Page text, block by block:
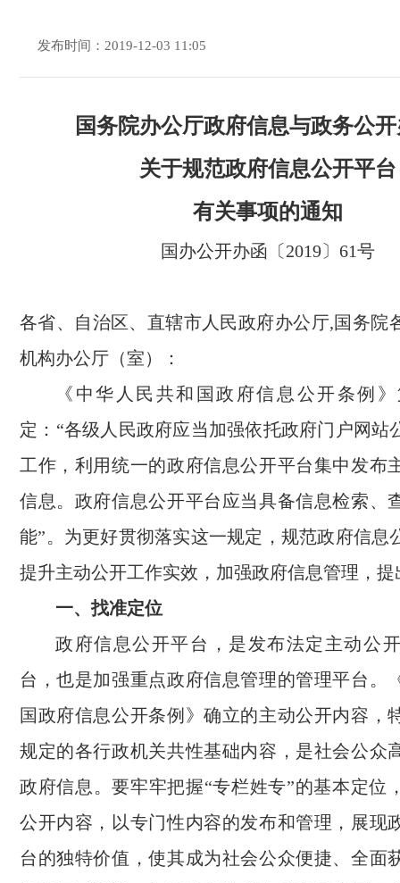
发布时间：2019-12-03 11:05
国务院办公厅政府信息与政务公
关于规范政府信息公开平台
有关事项的通知
国办公开办函〔2019〕61号
各省、自治区、直辖市人民政府办公厅,国务院
机构办公厅（室）：
《中华人民共和国政府信息公开条例
定：“各级人民政府应当加强依托政府门户网站
工作，利用统一的政府信息公开平台集中发布
信息。政府信息公开平台应当具备信息检索、
能”。为更好贯彻落实这一规定，规范政府信息
提升主动公开工作实效，加强政府信息管理，
一、找准定位
政府信息公开平台，是发布法定主动公
台，也是加强重点政府信息管理的管理平台。
国政府信息公开条例》确立的主动公开内容，
规定的各行政机关共性基础内容，是社会公众
政府信息。要牢牢把握“专栏姓专”的基本定位
公开内容，以专门性内容的发布和管理，展现
台的独特价值，使其成为社会公众便捷、全面